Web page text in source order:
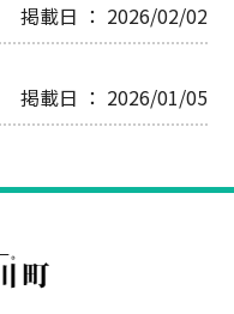
掲載日 ： 2026/02/02
掲載日 ： 2026/01/05